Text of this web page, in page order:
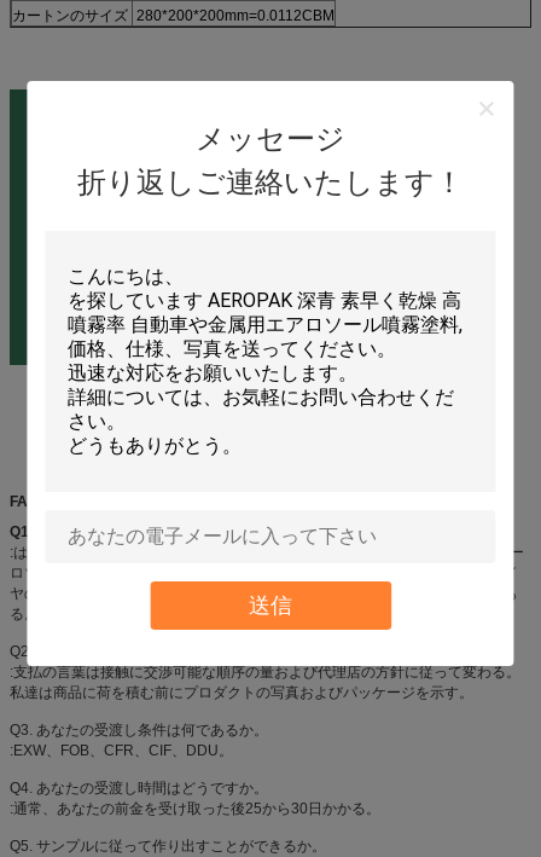
メッセージ
折り返しご連絡いたします！
送信
カートンのサイズ 280*200*200mm=0.0112CBM
FAQ
Q1.
製造業者であるか。
:はい、私達はシンセンの私そっくりの良い化学薬品カーケア プロダクトのエー
ロゾル プロダクトの専門の製造業者、特に、Aeropakのスプレー式塗料、タイ
ヤのシーラーおよびインフレーター、空気塵払い、スプレーの接着剤、等であ
る。
Q2. あなたの支払い条件は何であるか。
:支払の言葉は接触に交渉可能な順序の量および代理店の方針に従って変わる。
私達は商品に荷を積む前にプロダクトの写真およびパッケージを示す。
Q3. あなたの受渡し条件は何であるか。
:EXW、FOB、CFR、CIF、DDU。
Q4. あなたの受渡し時間はどうですか。
:通常、あなたの前金を受け取った後25から30日かかる。
Q5. サンプルに従って作り出すことができるか。